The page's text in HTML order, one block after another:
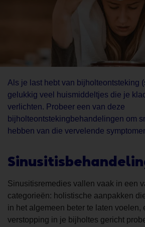
Als je last hebt van bijholteontsteking
gelukkig veel huismiddeltjes die je
verlichten. Probeer een van deze
bijholteontstekingbehandelingen om
hebben van die vervelende
Sinusitisremedies vallen vaak in een
categorieën: holistische aanpakken
in het algemeen beter te laten voelen,
verstopping in je bijholtes gericht